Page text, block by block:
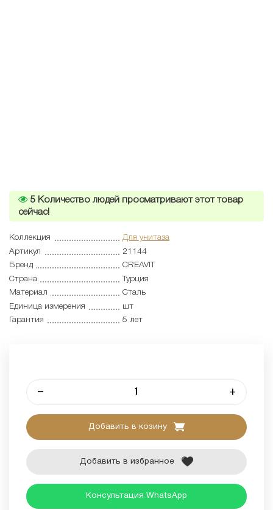
5 Количество людей просматривают этот товар
сейчас!
Коллекция
Для унитаза
Артикул
21144
Бренд
CREAVIT
Страна
Турция
Материал
Сталь
Единица измерения
шт
Гарантия
5 лет
– +
Добавить в козину
Добавить в избранное
Консультация WhatsApp